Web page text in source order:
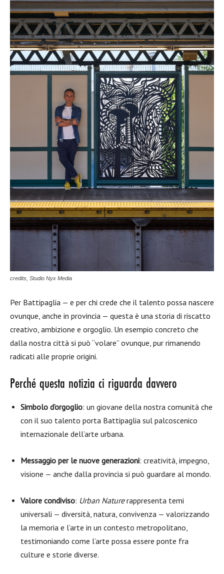
credits, Studio Nyx Media
Per Battipaglia — e per chi crede che il talento possa nascere
ovunque, anche in provincia — questa è una storia di riscatto
creativo, ambizione e orgoglio. Un esempio concreto che
dalla nostra città si può “volare” ovunque, pur rimanendo
radicati alle proprie origini.
Perché questa notizia ci riguarda davvero
Simbolo d’orgoglio: un giovane della nostra comunità che
con il suo talento porta Battipaglia sul palcoscenico
internazionale dell’arte urbana.
Messaggio per le nuove generazioni: creatività, impegno,
visione — anche dalla provincia si può guardare al mondo.
Valore condiviso: Urban Naturerappresenta temi
universali — diversità, natura, convivenza — valorizzando
la memoria e l’arte in un contesto metropolitano,
testimoniando come l’arte possa essere ponte fra
culture e storie diverse.